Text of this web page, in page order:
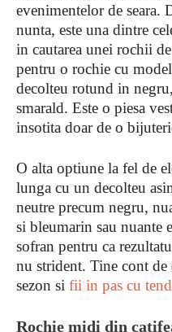
evenimentelor de seara.
nunta, este una dintre
in cautarea unei rochii
pentru o rochie cu
decolteu rotund in
smarald. Este o piesa
insotita doar de o
O alta optiune la fel de
lunga cu un decolteu
neutre precum negru,
si bleumarin sau nuante
sofran pentru ca
nu strident. Tine cont
sezon si fii in pas cu
Rochie midi din